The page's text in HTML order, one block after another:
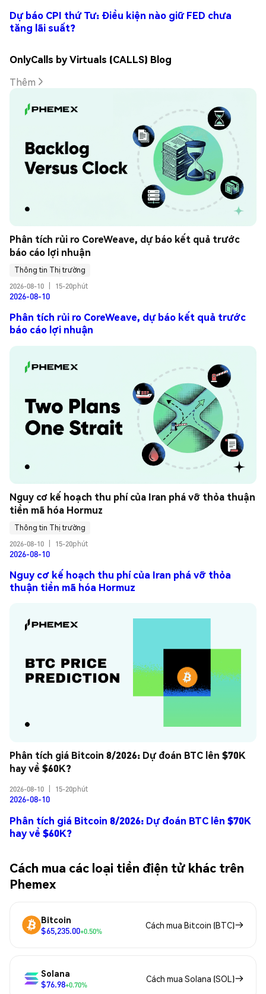
Dự báo CPI thứ Tư: Điều kiện nào giữ FED chưa
tăng lãi suất?
OnlyCalls by Virtuals (CALLS) Blog
Thêm
Phân tích rủi ro CoreWeave, dự báo kết quả trước
báo cáo lợi nhuận
Thông tin Thị trường
2026-08-10
15-20phút
2026-08-10
Phân tích rủi ro CoreWeave, dự báo kết quả trước
báo cáo lợi nhuận
Nguy cơ kế hoạch thu phí của Iran phá vỡ thỏa thuận
tiền mã hóa Hormuz
Thông tin Thị trường
2026-08-10
15-20phút
2026-08-10
Nguy cơ kế hoạch thu phí của Iran phá vỡ thỏa
thuận tiền mã hóa Hormuz
Phân tích giá Bitcoin 8/2026: Dự đoán BTC lên $70K
hay về $60K?
2026-08-10 15-20phút
2026-08-10
Phân tích giá Bitcoin 8/2026: Dự đoán BTC lên $70K
hay về $60K?
Cách mua các loại tiền điện tử khác trên
Phemex
Bitcoin
$65,235.00+0.50%
Cách mua Bitcoin (BTC)
Solana
$76.98+0.70%
Cách mua Solana (SOL)